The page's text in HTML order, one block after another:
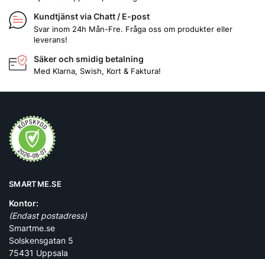
Kundtjänst via Chatt / E-post
Svar inom 24h Mån-Fre. Fråga oss om produkter eller
leverans!
Säker och smidig betalning
Med Klarna, Swish, Kort & Faktura!
SMARTME.SE
Kontor:
(Endast postadress)
Smartme.se
Solskensgatan 5
75431 Uppsala